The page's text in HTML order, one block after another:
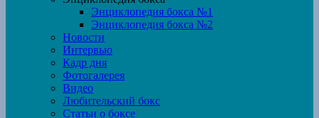
Энциклопедия бокса №1
Энциклопедия бокса №2
Новости
Интервью
Кадр дня
Фотогалерея
Видео
Любительский бокс
Статьи о боксе